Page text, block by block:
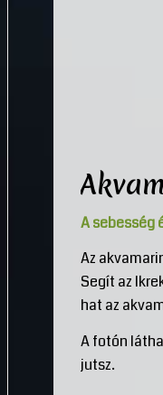
A sebesség
Az
Segít az
hat az
A fotón
jutsz.